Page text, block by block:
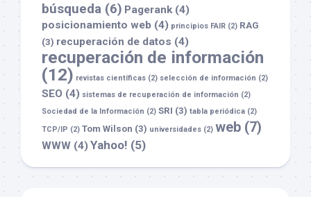
búsqueda (6) Pagerank(4)
posicionamiento web (4) principios FAIR (2) RAG
(3) recuperación de datos (4)
recuperación de información
(12) revistas científicas (2) selección de información (2)
SEO (4) sistemas de recuperación de información (2)
Sociedad de la Información (2) SRI (3) tabla periódica (2)
TCP/IP (2) Tom Wilson (3) universidades (2) web (7)
WWW (4)Yahoo! (5)